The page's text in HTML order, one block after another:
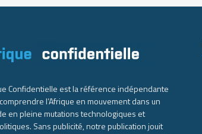
Confidentielle est la référence indépendante
l’Afrique en mouvement dans un
en pleine mutations technologiques et
Sans publicité, notre publication jouit